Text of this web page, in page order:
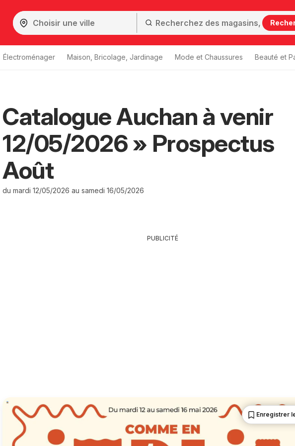
Électroménager Maison, Bricolage, Jardinage Mode et Chaussures Beauté et
Catalogue Auchan à venir
12/05/2026 » Prospectus
Août
du mardi 12/05/2026 au samedi 16/05/2026
PUBLICITÉ
Enregistrer